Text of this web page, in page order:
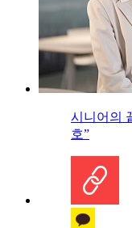
시니어의
호”